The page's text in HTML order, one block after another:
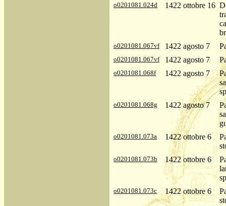
o0201081.024d 1422 ottobre 16
o0201081.067vf 1422 agosto 7
o0201081.067vf 1422 agosto 7
o0201081.068f 1422 agosto 7
o0201081.068g 1422 agosto 7
o0201081.073a 1422 ottobre 6
o0201081.073b 1422 ottobre 6
o0201081.073c 1422 ottobre 6